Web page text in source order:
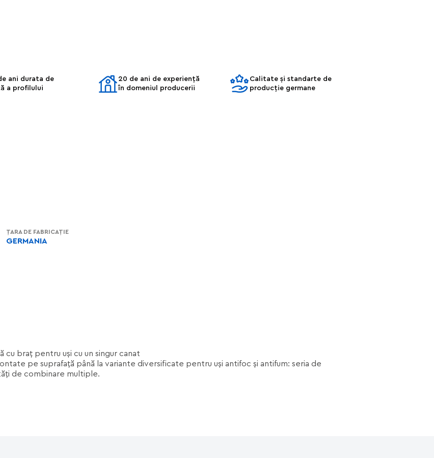
ani durata de
a profilului
20 de ani de experiență
în domeniul producerii
Calitate și standarte de
producție germane
ȚARA DE FABRICAȚIE
GERMANIA
braţ pentru uşi cu un singur canat
pe suprafaţă până la variante diversificate pentru uşi antifoc şi antifum: seria de
de combinare multiple.